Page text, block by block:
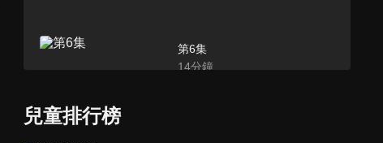
第6集
14分鐘
兒童排行榜